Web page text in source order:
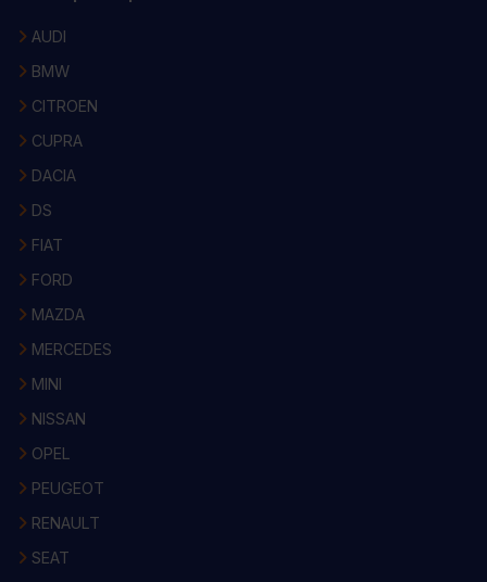
AUDI
BMW
CITROEN
CUPRA
DACIA
DS
FIAT
FORD
MAZDA
MERCEDES
MINI
NISSAN
OPEL
PEUGEOT
RENAULT
SEAT